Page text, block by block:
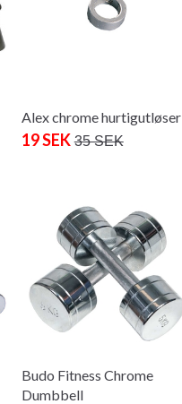
Alex chrome hurtigutløser
19 SEK 35 SEK
Budo Fitness Chrome
Dumbbell